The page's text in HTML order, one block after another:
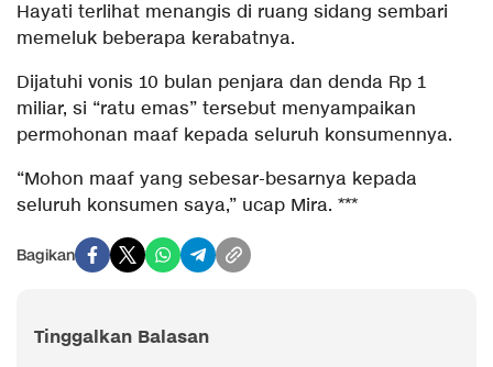
Hayati terlihat menangis di ruang sidang sembari
memeluk beberapa kerabatnya.
Dijatuhi vonis 10 bulan penjara dan denda Rp 1
miliar, si “ratu emas” tersebut menyampaikan
permohonan maaf kepada seluruh konsumennya.
“Mohon maaf yang sebesar-besarnya kepada
seluruh konsumen saya,” ucap Mira. ***
Bagikan
Tinggalkan Balasan